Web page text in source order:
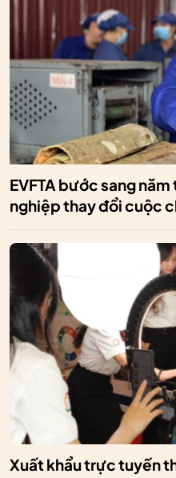
EVFTA bước sang
nghiệp thay đổi cuộc
Xuất khẩu trực tuyến